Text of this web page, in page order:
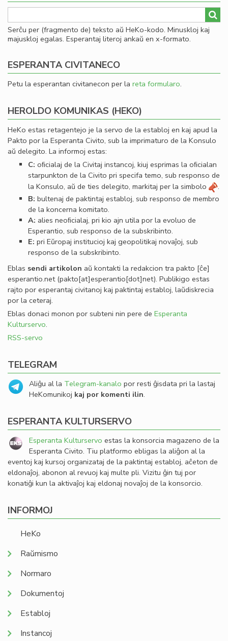
Serĉu per (fragmento de) teksto aŭ HeKo-kodo. Minuskloj kaj
majuskloj egalas. Esperantaj literoj ankaŭ en x-formato.
ESPERANTA CIVITANECO
Petu la esperantan civitanecon per la reta formularo.
HEROLDO KOMUNIKAS (HEKO)
HeKo estas retagentejo je la servo de la establoj en kaj apud la
Pakto por la Esperanta Civito, sub la imprimaturo de la Konsulo
aŭ delegito. La informoj estas:
C: oﬁcialaj de la Civitaj instancoj, kiuj esprimas la oﬁcialan
starpunkton de la Civito pri specifa temo, sub responso de
la Konsulo, aŭ de ties delegito, markitaj per la simbolo
.
B: bultenaj de paktintaj establoj, sub responso de membro
de la koncerna komitato.
A: alies neoﬁcialaj, pri kio ajn utila por la evoluo de
Esperantio, sub responso de la subskribinto.
E: pri Eŭropaj institucioj kaj geopolitikaj novaĵoj, sub
responso de la subskribinto.
Eblas sendi artikolon aŭ kontakti la redakcion tra pakto [ĉe]
esperantio.net(pakto[at]esperantio[dot]net). Publikigo estas
rajto por esperantaj civitanoj kaj paktintaj establoj, laŭdiskrecia
por la ceteraj.
Eblas donaci monon por subteni nin pere de Esperanta
Kulturservo.
RSS-servo
TELEGRAM
Aliĝu al la Telegram-kanalo por resti ĝisdata pri la lastaj
HeKomunikoj kaj por komenti ilin.
ESPERANTA KULTURSERVO
Esperanta Kulturservo estas la konsorcia magazeno de la
Esperanta Civito. Tiu platformo ebligas la aliĝon al la
eventoj kaj kursoj organizataj de la paktintaj establoj, aĉeton de
eldonaĵoj, abonon al revuoj kaj multe pli. Vizitu ĝin tuj por
konatiĝi kun la aktivaĵoj kaj eldonaj novaĵoj de la konsorcio.
INFORMOJ
HeKo
Raŭmismo
Normaro
Dokumentoj
Establoj
Instancoj